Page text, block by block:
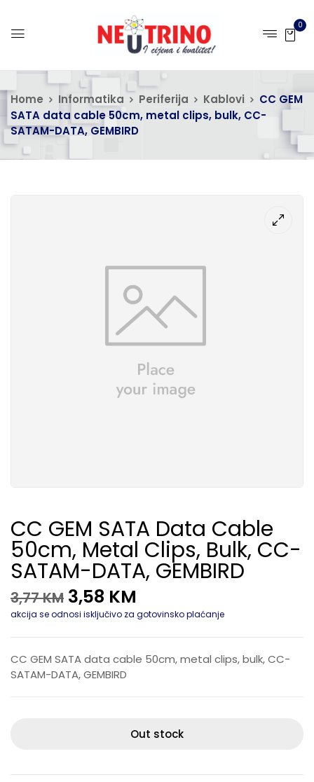
0
Home Informatika Periferija Kablovi
CC GEM
SATA data cable 50cm, metal clips, bulk, CC-
SATAM-DATA, GEMBIRD
CC GEM SATA Data Cable
50cm, Metal Clips, Bulk, CC-
SATAM-DATA, GEMBIRD
3,77KM 3,58 KM
akcija se odnosi isključivo za gotovinsko plaćanje
CC GEM SATA data cable 50cm, metal clips, bulk, CC-
SATAM-DATA, GEMBIRD
Out stock